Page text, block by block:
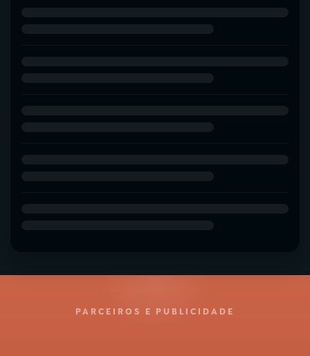
PARCEIROS E PUBLICIDADE